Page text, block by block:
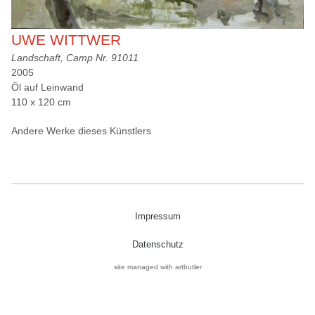
UWE WITTWER
Landschaft, Camp Nr. 91011
2005
Öl auf Leinwand
110 x 120 cm
Andere Werke dieses Künstlers
Impressum
Datenschutz
site managed with artbutler